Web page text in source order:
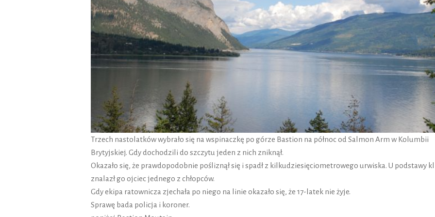
Trzech nastolatków wybrało się na wspinaczkę po górze Bastion na północ od Salmon Arm w Kolumbii
Brytyjskiej. Gdy dochodzili do szczytu jeden z nich zniknął.
Okazało się, że prawdopodobnie pośliznął się i spadł z kilkudziesięciometrowego urwiska. U podstawy
znalazł go ojciec jednego z chłopców.
Gdy ekipa ratownicza zjechała po niego na linie okazało się, że 17-latek nie żyje.
Sprawę bada policja i koroner.